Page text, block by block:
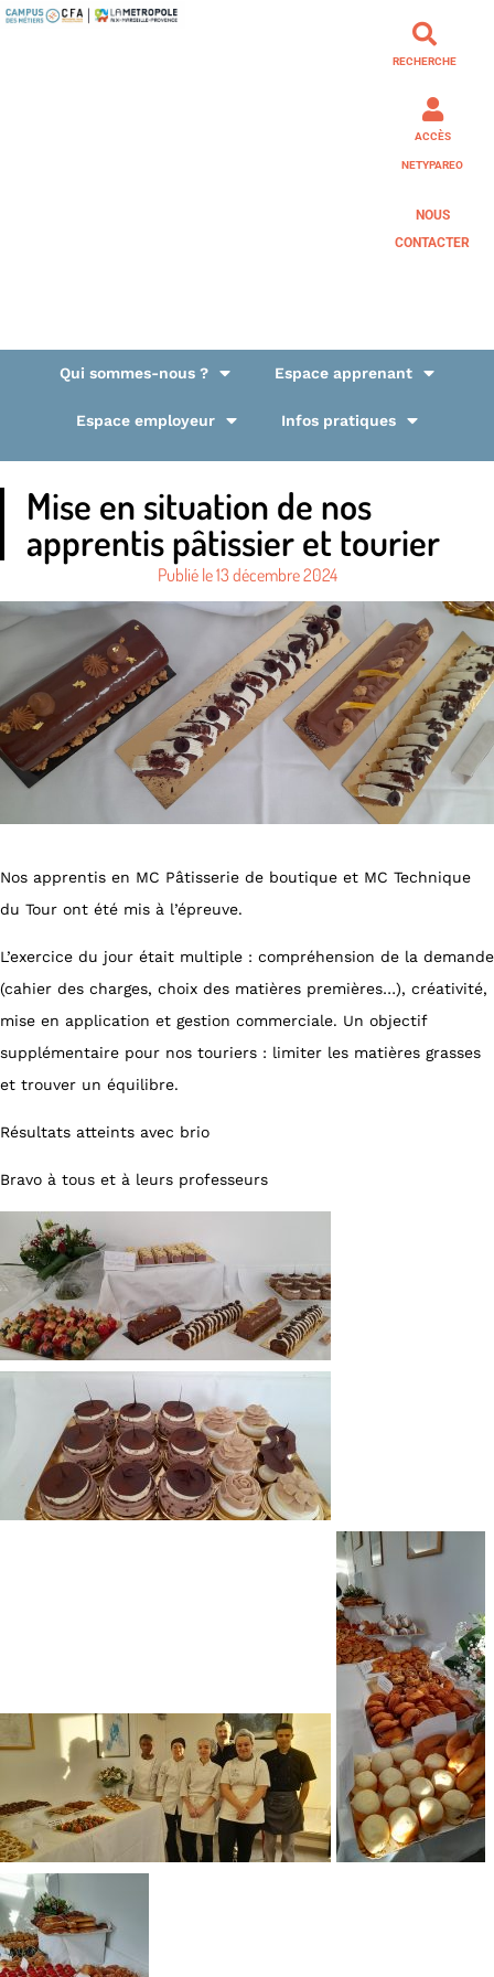
RECHERCHE
ACCÈS
NETYPAREO
NOUS
CONTACTER
Qui sommes-nous ? Espace apprenant
Espace employeur Infos pratiques
Mise en situation de nos
apprentis pâtissier et tourier
Publié le13 décembre 2024
Nos apprentis en MC Pâtisserie de boutique et MC Technique
du Tour ont été mis à l’épreuve.
L’exercice du jour était multiple : compréhension de la demande
(cahier des charges, choix des matières premières…), créativité,
mise en application et gestion commerciale. Un objectif
supplémentaire pour nos touriers : limiter les matières grasses
et trouver un équilibre.
Résultats atteints avec brio
Bravo à tous et à leurs professeurs